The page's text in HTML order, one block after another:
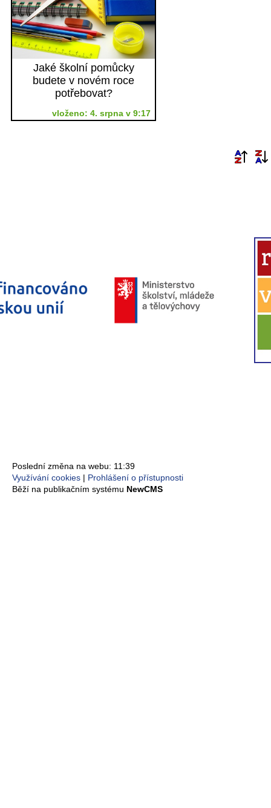
Jaké školní pomůcky
budete v novém roce
potřebovat?
vloženo: 4. srpna v 9:17
Poslední změna na webu: 11:39
Využívání cookies
Prohlášení o přístupnosti
Běží na publikačním systému NewCMS